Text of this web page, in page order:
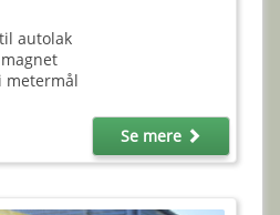
autolak
metermål
Se mere